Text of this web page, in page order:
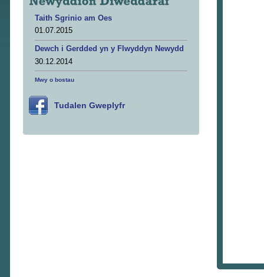
Taith Sgrinio am Oes
01.07.2015
Dewch i Gerdded yn y Flwyddyn Newydd
30.12.2014
Mwy o bostau
Tudalen Gweplyfr